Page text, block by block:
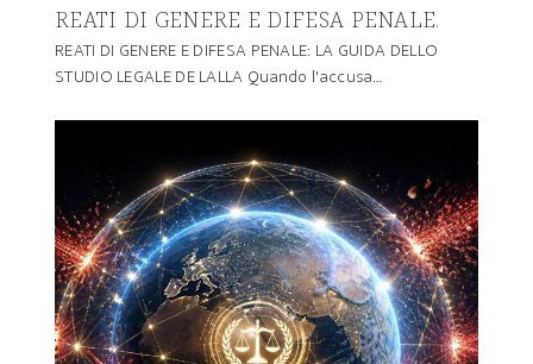
REATI DI GENERE E DIFESA PENALE.
REATI DI GENERE E DIFESA PENALE: LA GUIDA DELLO
STUDIO LEGALE DE LALLA Quando l'accusa…